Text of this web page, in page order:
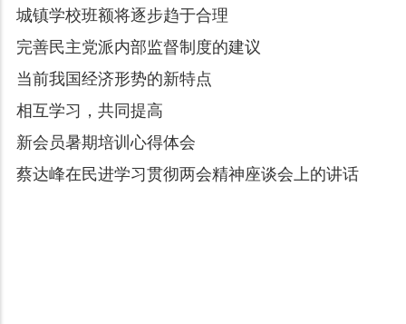
城镇学校班额将逐步趋于合理
完善民主党派内部监督制度的建议
当前我国经济形势的新特点
相互学习，共同提高
新会员暑期培训心得体会
蔡达峰在民进学习贯彻两会精神座谈会上的讲话